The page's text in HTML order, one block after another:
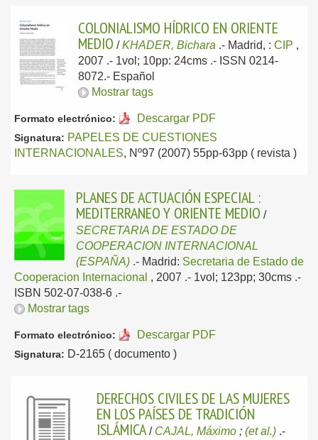
COLONIALISMO HÍDRICO EN ORIENTE
MEDIO /KHADER, Bichara .- Madrid, : CIP ,
2007 .- 1vol; 10pp: 24cms .- ISSN 0214-
8072.- Español
Mostrar tags
Formato electrónico: Descargar PDF
Signatura: PAPELES DE CUESTIONES
INTERNACIONALES, Nº97 (2007) 55pp-63pp ( revista )
PLANES DE ACTUACIÓN ESPECIAL :
MEDITERRANEO Y ORIENTE MEDIO /
SECRETARIA DE ESTADO DE
COOPERACION INTERNACIONAL
(ESPAÑA) .- Madrid: Secretaria de Estado de
Cooperacion Internacional , 2007 .- 1vol; 123pp; 30cms .-
ISBN 502-07-038-6 .-
Mostrar tags
Formato electrónico: Descargar PDF
Signatura: D-2165 ( documento )
DERECHOS CIVILES DE LAS MUJERES
EN LOS PAÍSES DE TRADICIÓN
ISLÁMICA / CAJAL, Máximo ; (et al.) .-